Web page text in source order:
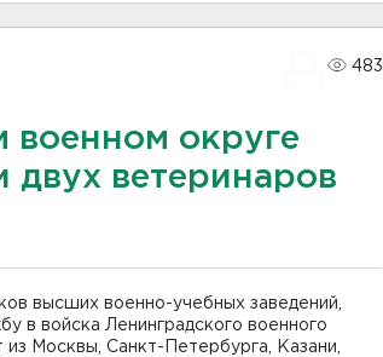
483
военном округе
ветеринаров
высших военно-учебных заведений,
в войска Ленинградского военного
Москвы, Санкт-Петербурга, Казани,